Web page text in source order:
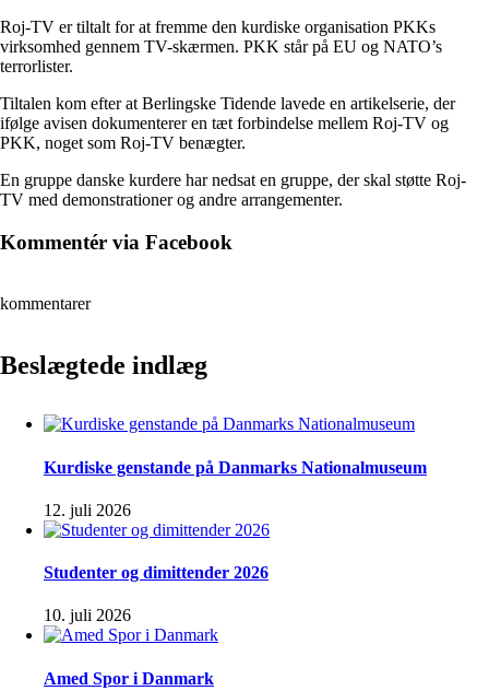
Roj-TV er tiltalt for at fremme den kurdiske organisation PKKs
virksomhed gennem TV-skærmen. PKK står på EU og NATO’s
terrorlister.
Tiltalen kom efter at Berlingske Tidende lavede en artikelserie, der
ifølge avisen dokumenterer en tæt forbindelse mellem Roj-TV og
PKK, noget som Roj-TV benægter.
En gruppe danske kurdere har nedsat en gruppe, der skal støtte Roj-
TV med demonstrationer og andre arrangementer.
Kommentér via Facebook
kommentarer
Beslægtede indlæg
Kurdiske genstande på Danmarks Nationalmuseum
12. juli 2026
Studenter og dimittender 2026
10. juli 2026
Amed Spor i Danmark